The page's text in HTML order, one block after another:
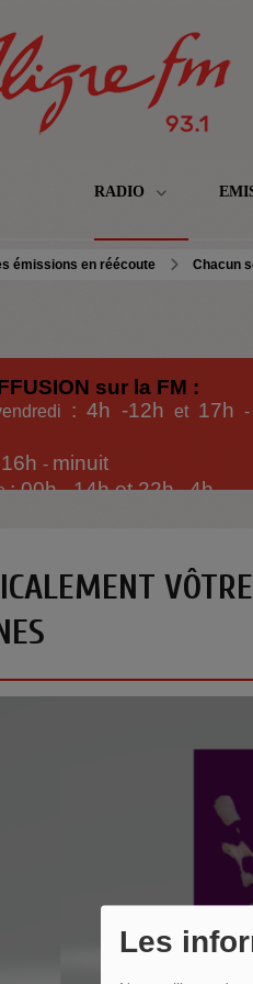
Les
RADIO
émissions en réécoute Chacun
sur la FM :
: 4h -12h et 17h -
- minuit
: 00h -14h et 22h-4h